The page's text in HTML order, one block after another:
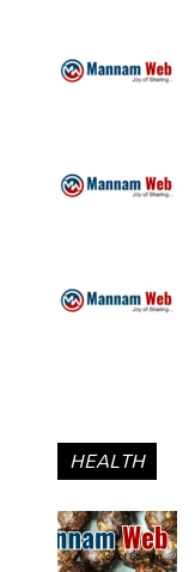
HEALTH